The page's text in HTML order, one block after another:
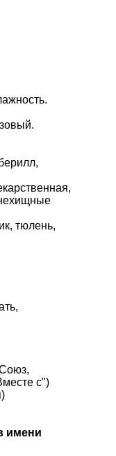
тюлень,
с")
имени